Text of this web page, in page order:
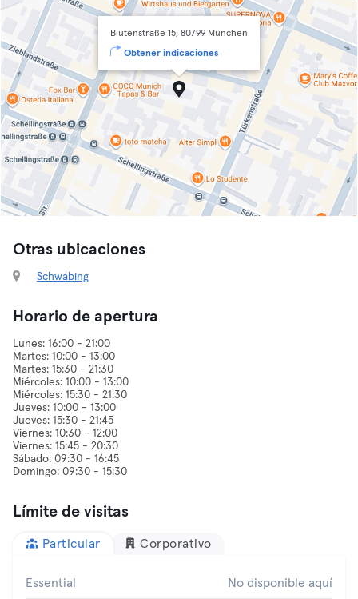
Blütenstraße 15, 80799 München
Obtener indicaciones
Otras ubicaciones
Schwabing
Horario de apertura
Lunes: 16:00 - 21:00
Martes: 10:00 - 13:00
Martes: 15:30 - 21:30
Miércoles: 10:00 - 13:00
Miércoles: 15:30 - 21:30
Jueves: 10:00 - 13:00
Jueves: 15:30 - 21:45
Viernes: 10:30 - 12:00
Viernes: 15:45 - 20:30
Sábado: 09:30 - 16:45
Límite de visitas
Particular Corporativo
Essential No disponible aquí